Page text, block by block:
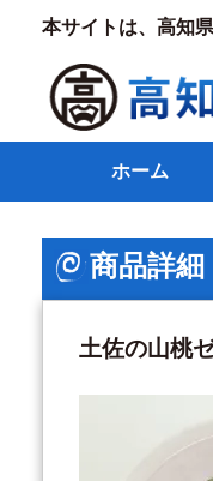
本サイトは、高知
ホーム
商品詳細
土佐の山桃